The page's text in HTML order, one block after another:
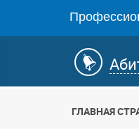
ГЛАВНАЯ